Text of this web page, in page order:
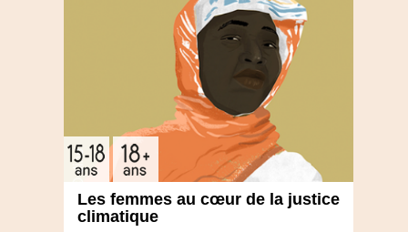
Les femmes au cœur de la justice
climatique